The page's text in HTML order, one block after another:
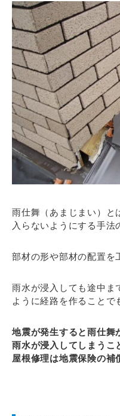
雨仕舞（あまじまい）と
入らないようにする手法
部材の形や部材の配置を
雨水が浸入しても途中ま
ように経路を作ることで
地震が発生すると雨仕舞
雨水が浸入してしまうこ
屋根修理は地震保険の補